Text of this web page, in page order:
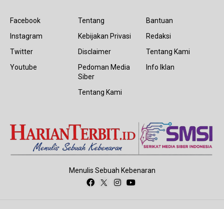
Facebook
Instagram
Twitter
Youtube
Tentang
Kebijakan Privasi
Disclaimer
Pedoman Media
Siber
Tentang Kami
Bantuan
Redaksi
Tentang Kami
Info Iklan
Menulis Sebuah Kebenaran